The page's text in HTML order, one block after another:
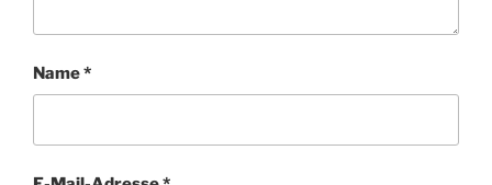
Name*